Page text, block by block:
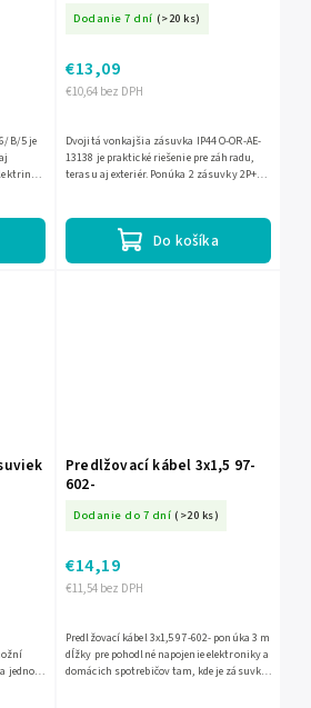
B/5 je
Dodanie 7 dní (>20 ks)
€10,64 bez DPH
€13,09
Do košíka
Dvojitá vonkajšia zásuvka IP44 O-OR-AE-
13138 je praktické riešenie pre záhradu,
terasu aj exteriér. Ponúka 2 zásuvky 2P+E
jednom
Predlžovací kábel 3x1,5 97-
602-
Dodanie do 7 dní (>20 ks)
€11,54 bez DPH
€14,19
Predlžovací kábel 3x1,5 97-602- ponúka 3 m
dĺžky pre pohodlné napojenie elektroniky a
domácich spotrebičov tam, kde je zásuvka